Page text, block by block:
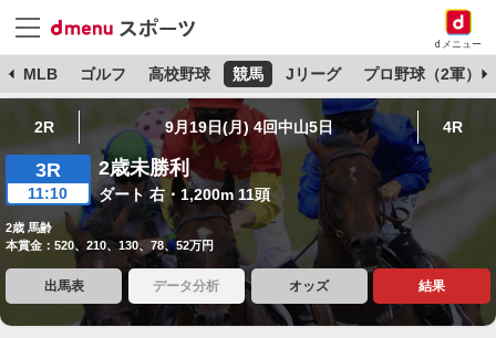
dメニュー
MLB ゴルフ 高校野球 競馬 Jリーグ プロ野球（2軍）
2R 9月19日(月) 4回中山5日 4R
3R
11:10
2歳未勝利
ダート 右・1,200m 11頭
2歳 馬齢
本賞金：520、210、130、78、52万円
出馬表 データ分析 オッズ 結果